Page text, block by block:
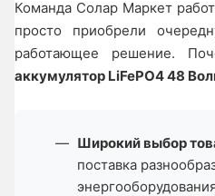
Команда Солар Маркет
просто приобрели
работающее решение.
аккумулятор LiFePO4 48
Широкий выбор
поставка